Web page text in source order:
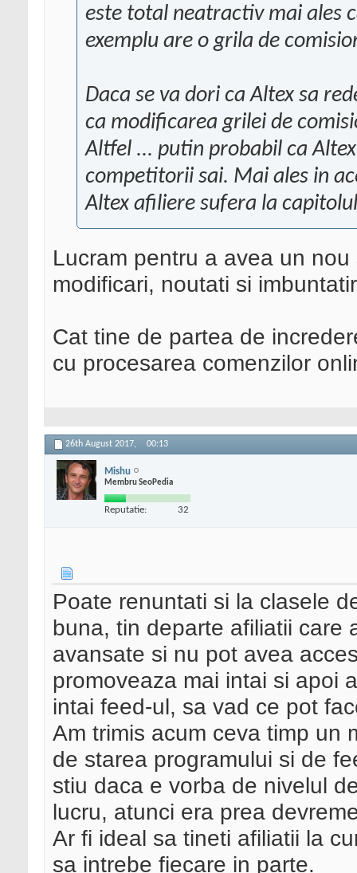
este total neatractiv mai ales
exemplu are o grila de
Daca se va dori ca Altex sa
ca modificarea grilei de
Altfel ... putin probabil ca
competitorii sai. Mai ales in
Altex afiliere sufera la
Lucram pentru a avea un
modificari, noutati si
Cat tine de partea de
cu procesarea comenzilor
26th August 2017, 00:13
Mishu
Membru SeoPedia
Reputatie: 32
Poate renuntati si la clasele
buna, tin departe afiliatii care
avansate si nu pot avea
promoveaza mai intai si apoi
intai feed-ul, sa vad ce pot
Am trimis acum ceva timp un
de starea programului si de
stiu daca e vorba de nivelul
lucru, atunci era prea
Ar fi ideal sa tineti afiliatii la
sa intrebe fiecare in parte.